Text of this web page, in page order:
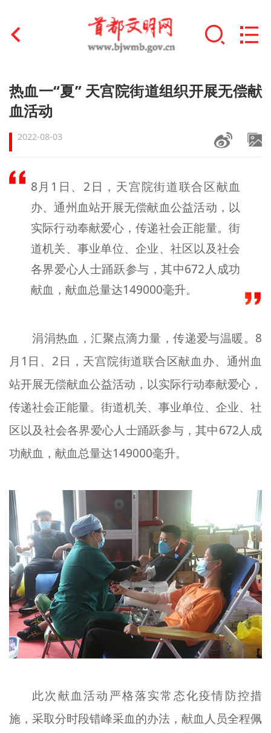
首页
文明创建
文明实践
文明培育
未成年人思想道德建设
榜样人物
身边好人
文明评论
宣传思想文化人才
资料库
+
热血一“夏” 天宫院街道组织开展无偿献
血活动
2022-08-03
8月1日、2日，天宫院街道联合区献血
办、通州血站开展无偿献血公益活动，以
实际行动奉献爱心，传递社会正能量。街
道机关、事业单位、企业、社区以及社会
各界爱心人士踊跃参与，其中672人成功
献血，献血总量达149000毫升。
涓涓热血，汇聚点滴力量，传递爱与温暖。8
月1日、2日，天宫院街道联合区献血办、通州血
站开展无偿献血公益活动，以实际行动奉献爱心，
传递社会正能量。街道机关、事业单位、企业、社
区以及社会各界爱心人士踊跃参与，其中672人成
功献血，献血总量达149000毫升。
此次献血活动严格落实常态化疫情防控措
施，采取分时段错峰采血的办法，献血人员全程佩